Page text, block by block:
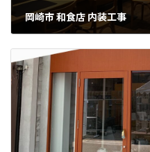
岡崎市 和食店 内装工事